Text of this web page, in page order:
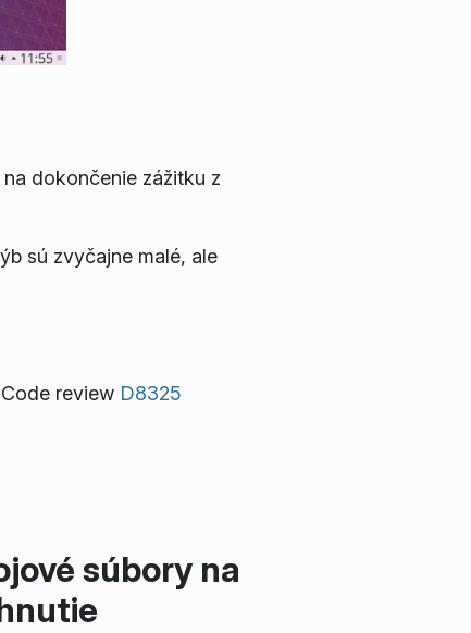
dokončenie zážitku z
sú zvyčajne malé, ale
review D8325
súbory na